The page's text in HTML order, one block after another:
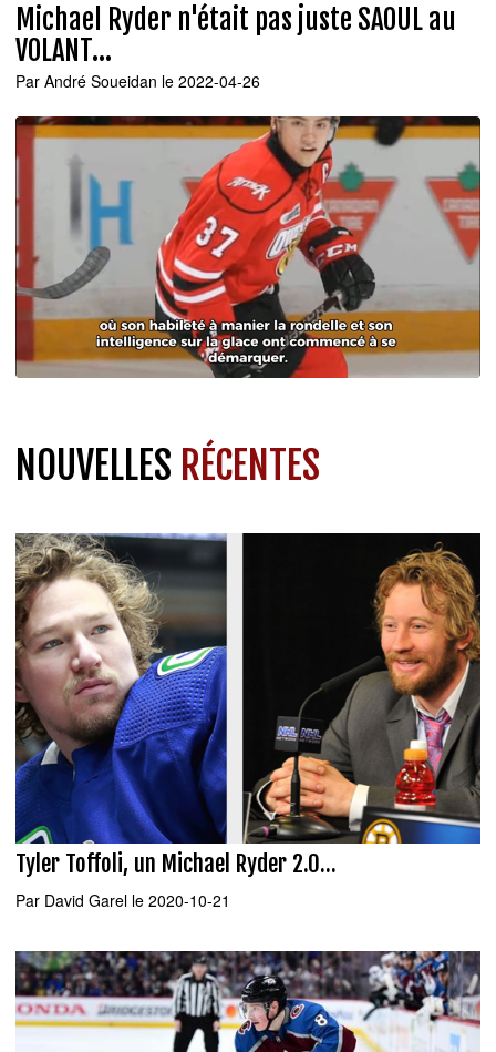
Michael Ryder n'était pas juste SAOUL au
VOLANT...
Par André Soueidan le 2022-04-26
NOUVELLES RÉCENTES
Tyler Toffoli, un Michael Ryder 2.0...
Par David Garel le 2020-10-21